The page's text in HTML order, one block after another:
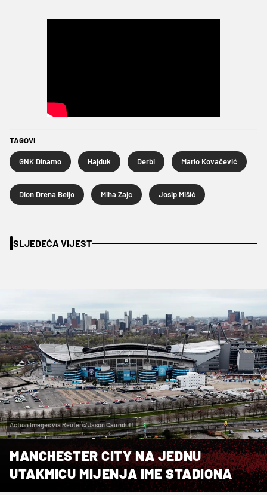
TAGOVI
GNK Dinamo Hajduk Derbi Mario Kovačević
Dion Drena Beljo Miha Zajc Josip Mišić
SLJEDEĆA VIJEST
Action Images via Reuters/Jason Cairnduff
MANCHESTER CITY NA JEDNU
UTAKMICU MIJENJA IME STADIONA